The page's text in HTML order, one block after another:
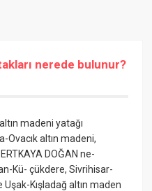
nerede bulunur?
madeni yatağı
Ovacık altın madeni,
DOĞAN ne-
Kü- çükdere, Sivrihisar-
Kışladağ altın maden